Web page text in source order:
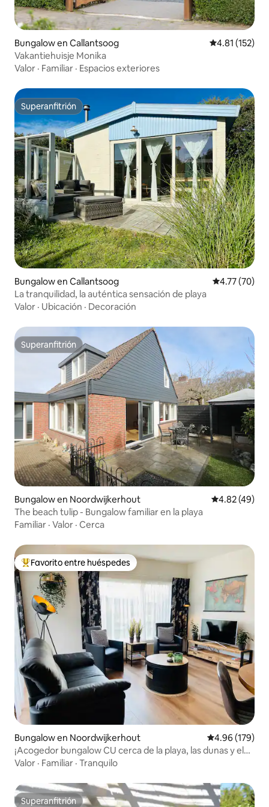
Bungalow en Callantsoog Calificación
4.81 (152)
Vakantiehuisje Monika
Valor · Familiar · Espacios exteriores
Superanfitrión
Superanfitrión
Bungalow en Callantsoog Calificación
4.77 (70)
La tranquilidad, la auténtica sensación de playa
Valor · Ubicación · Decoración
Superanfitrión
Superanfitrión
Bungalow en Noordwijkerhout Calificación
4.82 (49)
The beach tulip - Bungalow familiar en la playa
Familiar · Valor · Cerca
De los mejores en Favorito entre huéspedes
Favorito entre huéspedes
Bungalow en Noordwijkerhout Calificación
4.96 (179)
¡Acogedor bungalow CU cerca de la playa, las dunas y el
lago local!
Valor · Familiar · Tranquilo
Superanfitrión